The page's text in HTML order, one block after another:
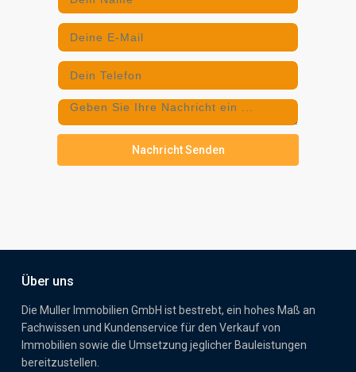
Nachricht Senden
Über uns
Die Muller Immobilien GmbH ist bestrebt, ein hohes Maß an
Fachwissen und Kundenservice für den Verkauf von
Immobilien sowie die Umsetzung jeglicher Bauleistungen
bereitzustellen.